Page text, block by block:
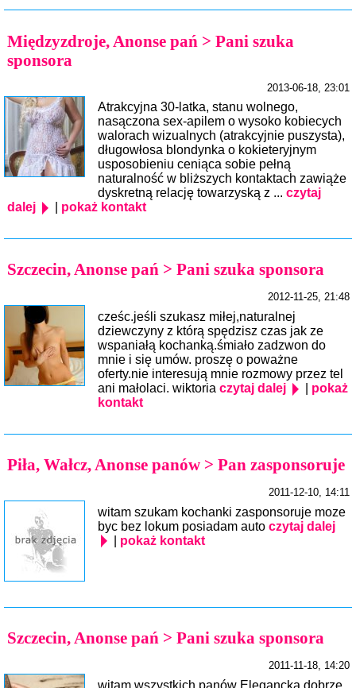
Międzyzdroje, Anonse pań > Pani szuka
sponsora
2013-06-18, 23:01
Atrakcyjna 30-latka, stanu wolnego,
nasączona sex-apilem o wysoko kobiecych
walorach wizualnych (atrakcyjnie puszysta),
długowłosa blondynka o kokieteryjnym
usposobieniu ceniąca sobie pełną
naturalność w bliższych kontaktach zawiąże
dyskretną relację towarzyską z ... czytaj
dalej
pokaż kontakt
Szczecin, Anonse pań > Pani szuka sponsora
2012-11-25, 21:48
cześc.jeśli szukasz miłej,naturalnej
dziewczyny z którą spędzisz czas jak ze
wspaniałą kochanką.śmiało zadzwon do
mnie i się umów. proszę o poważne
oferty.nie interesują mnie rozmowy przez tel
ani małolaci. wiktoria czytaj dalej
pokaż
kontakt
Piła, Wałcz, Anonse panów > Pan zasponsoruje
2011-12-10, 14:11
witam szukam kochanki zasponsoruje moze
byc bez lokum posiadam auto czytaj dalej
pokaż kontakt
Szczecin, Anonse pań > Pani szuka sponsora
2011-11-18, 14:20
witam wszystkich panów Elegancka dobrze